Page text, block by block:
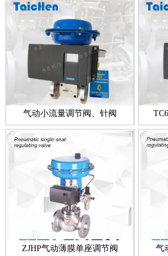
的特...
全不锈钢带指挥器操作式自力式压力调节阀
全不锈钢带指挥器操作式自力式压力调节
发、设计、生产调节阀十余年，帮助用户
温度调...
新款零缺陷气动衬氟调节阀
气动衬氟调节阀新款简介：ZXPF气动衬氟
是台臣阀门引进国外进口技术，结合衬里
良创...
电动高压浓水调节阀技术说明
电动高压浓水调节阀简介： 电动高压浓水
的运行靠高压泵提供1. 5MPa左右的工作压
一线品牌智能电动调节阀
一线品牌智能电动调节阀简介： 智能电动
称，所有配套智能执行器的调节阀多叫做
气动小流量调节阀、针阀
ZJHP气动薄膜单座调节阀 气